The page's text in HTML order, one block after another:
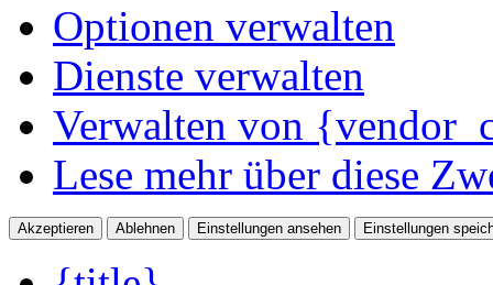
Optionen verwalten
Dienste verwalten
Verwalten von
Lese mehr über diese
Akzeptieren Ablehnen Einstellungen ansehen Einstellungen